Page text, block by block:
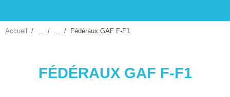
Accueil Fédéraux GAF F-F1
FÉDÉRAUX GAF F-F1